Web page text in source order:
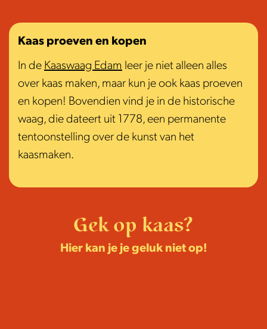
Kaas proeven en kopen
In de Kaaswaag Edam leer je niet alleen alles
over kaas maken, maar kun je ook kaas proeven
en kopen! Bovendien vind je in de historische
waag, die dateert uit 1778, een permanente
tentoonstelling over de kunst van het
kaasmaken.
Gek op kaas?
Hier kan je je geluk niet op!